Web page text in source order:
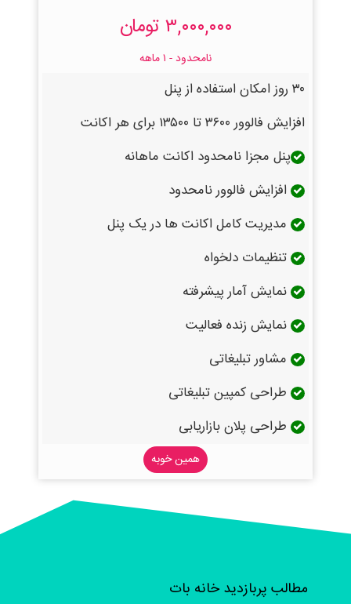
۳,۰۰۰,۰۰۰ تومان
نامحدود - ۱ ماهه
۳۰ روز امکان استفاده از پنل
افزایش فالوور ۳۶۰۰ تا ۱۳۵۰۰ برای هر اکانت
پنل مجزا نامحدود اکانت ماهانه
افزایش فالوور نامحدود
مدیریت کامل اکانت ها در یک پنل
تنظیمات دلخواه
نمایش آمار پیشرفته
نمایش زنده فعالیت
مشاور تبلیغاتی
طراحی کمپین تبلیغاتی
طراحی پلان بازاریابی
همین خوبه
مطالب پربازدید خانه بات